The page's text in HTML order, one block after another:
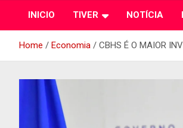
INICIO TIVER NOTÍCIA
Home Economia CBHS É O MAIOR